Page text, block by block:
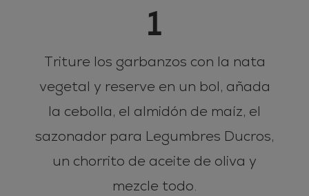
1
Triture los garbanzos con la nata
vegetal y reserve en un bol, añada
la cebolla, el almidón de maíz, el
sazonador para Legumbres Ducros,
un chorrito de aceite de oliva y
mezcle todo.